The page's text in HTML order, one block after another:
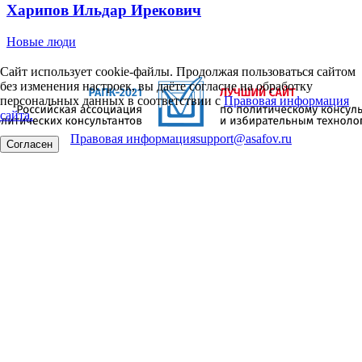
Харипов Ильдар Ирекович
Новые люди
Сайт использует cookie-файлы. Продолжая пользоваться сайтом
без изменения настроек, вы даёте согласие на обработку
персональных данных в соответствии сПравовая информация
сайта.
Согласен Правовая информацияsupport@asafov.ru